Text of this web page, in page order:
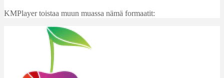
KMPlayer toistaa muun muassa nämä formaatit: